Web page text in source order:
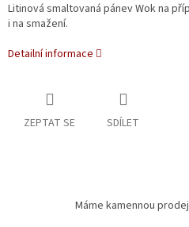
Litinová smaltovaná pánev Wok na
i na smažení.
Detailní informace
ZEPTAT SE SDÍLET
Máme kamennou